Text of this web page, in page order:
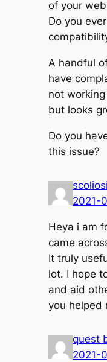
of your
Do you
A handful
have
not
but looks
Do you
this issue?
2021-
Heya i am
came
It truly
lot. I hope
and aid
you helped
quest
2021-